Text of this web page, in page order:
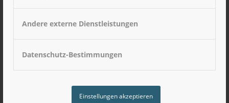
Andere externe Dienstleistungen
Datenschutz-Bestimmungen
Einstellungen akzeptieren